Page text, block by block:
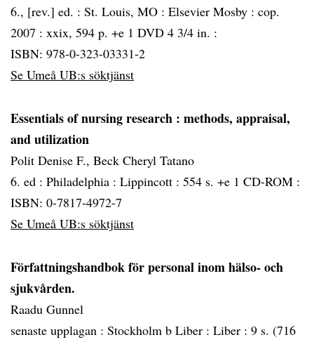
6., [rev.] ed. : St. Louis, MO : Elsevier Mosby : cop.
2007 : xxix, 594 p. +e 1 DVD 4 3/4 in. :
ISBN: 978-0-323-03331-2
Se Umeå UB:s söktjänst
Essentials of nursing research : methods, appraisal,
and utilization
Polit Denise F., Beck Cheryl Tatano
6. ed : Philadelphia : Lippincott : 554 s. +e 1 CD-ROM :
ISBN: 0-7817-4972-7
Se Umeå UB:s söktjänst
Författningshandbok för personal inom hälso- och
sjukvården.
Raadu Gunnel
senaste upplagan : Stockholm b Liber : Liber : 9 s. (716